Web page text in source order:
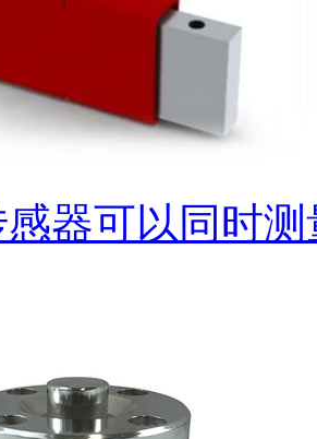
器可以同时